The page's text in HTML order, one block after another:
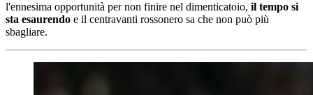
l'ennesima opportunità per non finire nel dimenticatoio, il tempo si
sta esaurendo e il centravanti rossonero sa che non può più
sbagliare.